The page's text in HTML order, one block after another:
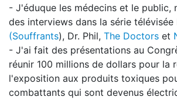
- J'éduque les médecins et le public,
des interviews dans la série
(Souffrants), Dr. Phil, The Doctors et
- J'ai fait des présentations au
réunir 100 millions de dollars pour la
l'exposition aux produits toxiques
combattants qui sont devenus